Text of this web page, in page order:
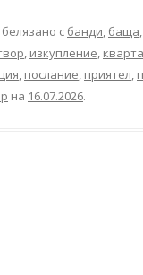
с банди, баща,
, изкупление,
, послание, приятел,
на 16.07.2026.